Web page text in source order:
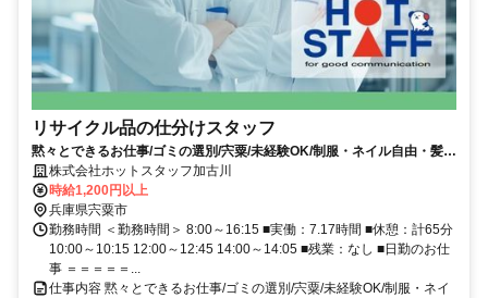
リサイクル品の仕分けスタッフ
黙々とできるお仕事/ゴミの選別/宍粟/未経験OK/制服・ネイル自由・髪色
自由株式会社ホットスタッフ加古川
時給1,200円以上
兵庫県宍粟市
勤務時間 ＜勤務時間＞ 8:00～16:15 ■実働：7.17時間 ■休憩：計65分
10:00～10:15 12:00～12:45 14:00～14:05 ■残業：なし ■日勤のお仕
事 ＝＝＝＝＝...
仕事内容 黙々とできるお仕事/ゴミの選別/宍粟/未経験OK/制服・ネイ